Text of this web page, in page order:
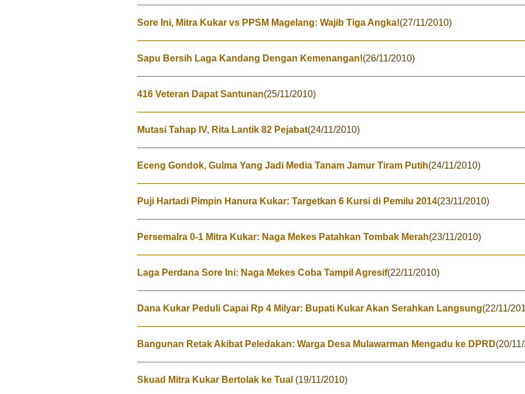
Sore Ini, Mitra Kukar vs PPSM Magelang: Wajib Tiga Angka!(27/11/2010)
Sapu Bersih Laga Kandang Dengan Kemenangan!(26/11/2010)
416 Veteran Dapat Santunan(25/11/2010)
Mutasi Tahap IV, Rita Lantik 82 Pejabat(24/11/2010)
Eceng Gondok, Gulma Yang Jadi Media Tanam Jamur Tiram Putih(24/11/2010)
Puji Hartadi Pimpin Hanura Kukar: Targetkan 6 Kursi di Pemilu 2014(23/11/2010)
Persemalra 0-1 Mitra Kukar: Naga Mekes Patahkan Tombak Merah(23/11/2010)
Laga Perdana Sore Ini: Naga Mekes Coba Tampil Agresif(22/11/2010)
Dana Kukar Peduli Capai Rp 4 Milyar: Bupati Kukar Akan Serahkan Langsung(22/11/
Bangunan Retak Akibat Peledakan: Warga Desa Mulawarman Mengadu ke DPRD(20/
Skuad Mitra Kukar Bertolak ke Tual (19/11/2010)